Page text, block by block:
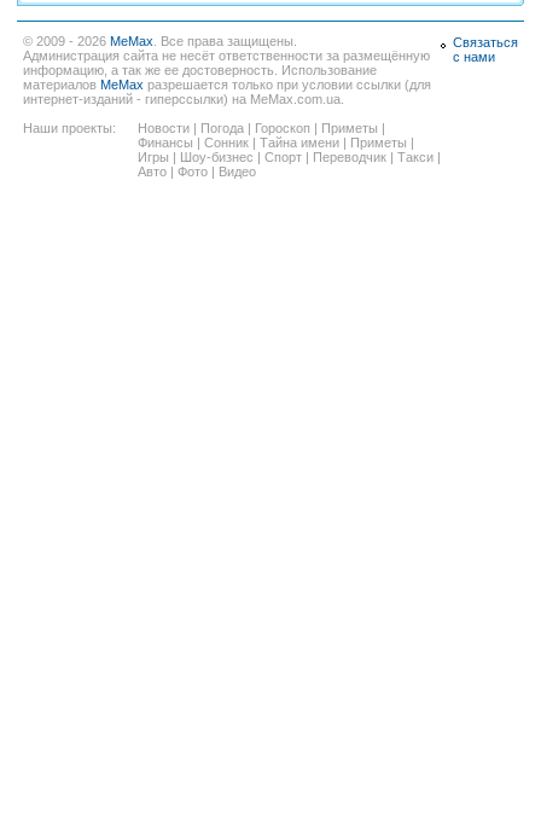
© 2009 - 2026 MeMax . Все права защищены.
Администрация сайта не несёт ответственности за размещённую
информацию, а так же ее достоверность. Использование
материалов MeMax разрешается только при условии ссылки (для
интернет-изданий - гиперссылки) на MeMax.com.ua.
Наши проекты:
Новости Погода Гороскоп Приметы
Финансы
Сонник Тайна имени Приметы
Игры
Шоу-бизнес Спорт Переводчик Такси
Авто
Фото Видео
Связаться
с нами